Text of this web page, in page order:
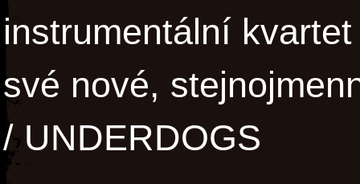
instrumentální
své nové,
/ UNDERDOGS